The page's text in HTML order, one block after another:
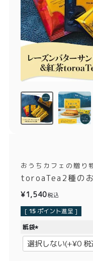
濃抹茶とろ生ガ
ョコラ
とろ生シュー
クッキー缶
お誕生日セット
〜¥1,999
¥4,000〜¥5,999
おうちカフェの贈り
toroaTea2種の
¥1,540税込
[ 15 ポイント進呈 ]
紙袋
(
必